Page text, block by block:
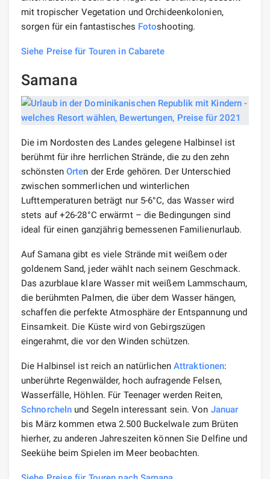
mit tropischer Vegetation und Orchideenkolonien,
sorgen für ein fantastisches Fotoshooting.
Siehe Preise für Touren in Cabarete
Samana
Die im Nordosten des Landes gelegene Halbinsel ist
berühmt für ihre herrlichen Strände, die zu den zehn
schönsten Orten der Erde gehören. Der Unterschied
zwischen sommerlichen und winterlichen
Lufttemperaturen beträgt nur 5-6°C, das Wasser wird
stets auf +26-28°C erwärmt – die Bedingungen sind
ideal für einen ganzjährig bemessenen Familienurlaub.
Auf Samana gibt es viele Strände mit weißem oder
goldenem Sand, jeder wählt nach seinem Geschmack.
Das azurblaue klare Wasser mit weißem Lammschaum,
die berühmten Palmen, die über dem Wasser hängen,
schaffen die perfekte Atmosphäre der Entspannung und
Einsamkeit. Die Küste wird von Gebirgszügen
eingerahmt, die vor den Winden schützen.
Die Halbinsel ist reich an natürlichen Attraktionen:
unberührte Regenwälder, hoch aufragende Felsen,
Wasserfälle, Höhlen. Für Teenager werden Reiten,
Schnorcheln und Segeln interessant sein. Von Januar
bis März kommen etwa 2.500 Buckelwale zum Brüten
hierher, zu anderen Jahreszeiten können Sie Delfine und
Seekühe beim Spielen im Meer beobachten.